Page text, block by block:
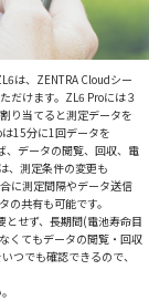
は、ZENTRA Cloudシー
だけます。ZL6 Proには３
り当てると測定データを
15分に1回データを
、データの閲覧、回収、電
、測定条件の変更も
に測定間隔やデータ送信
共有も可能です。
せず、長期間(電池寿命目
くてもデータの閲覧・回収
つでも確認できるので、